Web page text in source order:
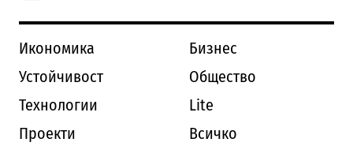
Икономика
Бизнес
Устойчивост
Общество
Технологии
Lite
Проекти
Всичко